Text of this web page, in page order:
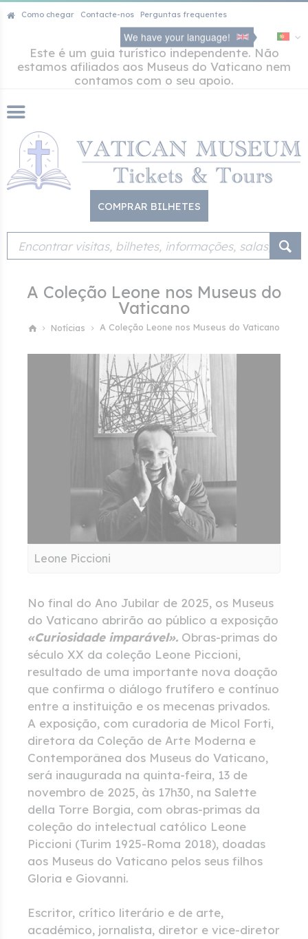
Como chegar Contacte-nos Perguntas frequentes
We have your language!
Este é um guia turístico independente. Não
estamos afiliados aos Museus do Vaticano nem
contamos com o seu apoio.
COMPRAR BILHETES
A Coleção Leone nos Museus do
Vaticano
Notícias A Coleção Leone nos Museus do Vaticano
Leone Piccioni
No final do Ano Jubilar de 2025, os Museus
do Vaticano abrirão ao público a exposição
«Curiosidade imparável». Obras-primas do
século XX da coleção Leone Piccioni,
resultado de uma importante nova doação
que confirma o diálogo frutífero e contínuo
entre a instituição e os mecenas privados.
A exposição, com curadoria de Micol Forti,
diretora da Coleção de Arte Moderna e
Contemporânea dos Museus do Vaticano,
será inaugurada na quinta-feira, 13 de
novembro de 2025, às 17h30, na Salette
della Torre Borgia, com obras-primas da
coleção do intelectual católico Leone
Piccioni (Turim 1925-Roma 2018), doadas
aos Museus do Vaticano pelos seus filhos
Gloria e Giovanni.
Escritor, crítico literário e de arte,
académico, jornalista, diretor e vice-diretor